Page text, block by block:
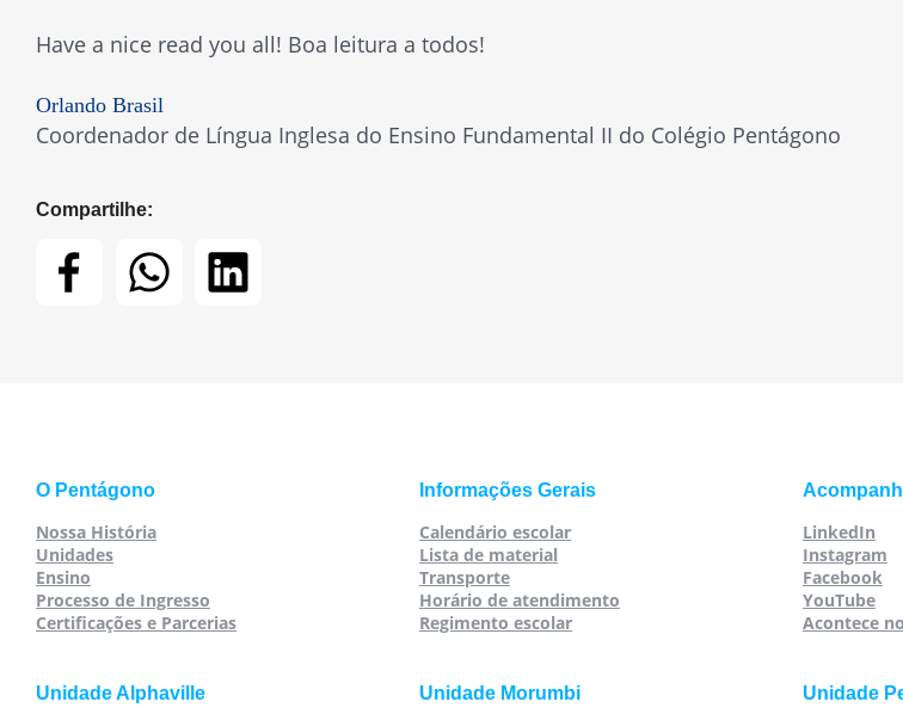
Have a nice read you all! Boa leitura a todos!
Orlando Brasil
Coordenador de Língua Inglesa do Ensino Fundamental II do Colégio Pentágono
Compartilhe:
O Pentágono
Nossa História
Unidades
Ensino
Processo de Ingresso
Certificações e Parcerias
Informações Gerais
Calendário escolar
Lista de material
Transporte
Horário de atendimento
Regimento escolar
LinkedIn
Instagram
Facebook
YouTube
Acontece
Unidade Alphaville Unidade Morumbi Unidade